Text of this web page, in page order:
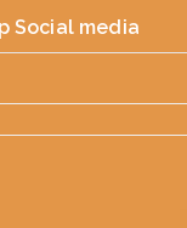
Social media